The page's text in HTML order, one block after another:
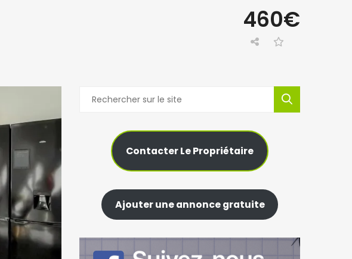
460€
Contacter Le Propriétaire
Ajouter une annonce gratuite